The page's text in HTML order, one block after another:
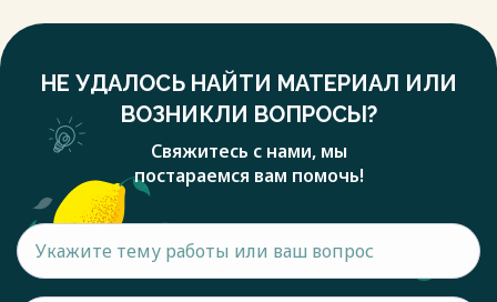
НЕ УДАЛОСЬ НАЙТИ МАТЕРИАЛ ИЛИ
ВОЗНИКЛИ ВОПРОСЫ?
Свяжитесь с нами, мы
постараемся вам помочь!